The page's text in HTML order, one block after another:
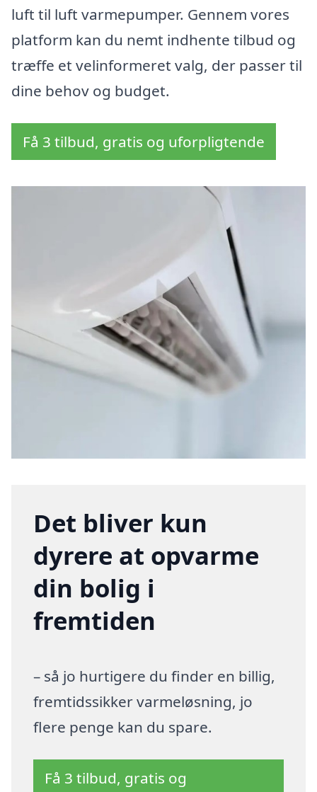
luft til luft varmepumper. Gennem vores
platform kan du nemt indhente tilbud og
træffe et velinformeret valg, der passer til
dine behov og budget.
Få 3 tilbud, gratis og uforpligtende
Det bliver kun
dyrere at opvarme
din bolig i
fremtiden
– så jo hurtigere du finder en billig,
fremtidssikker varmeløsning, jo
flere penge kan du spare.
Få 3 tilbud, gratis og